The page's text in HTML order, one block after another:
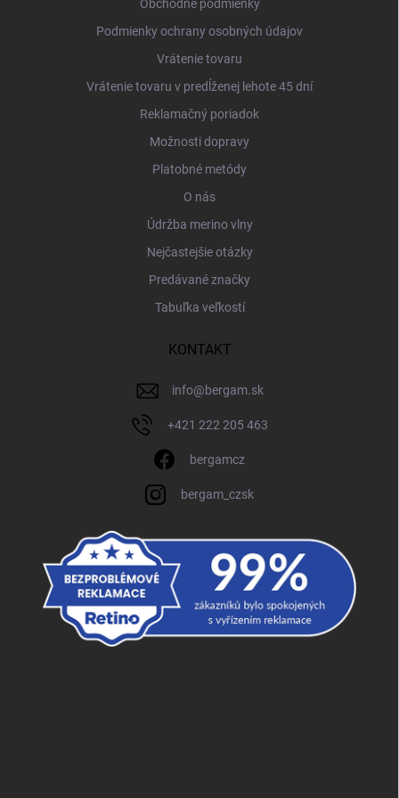
Obchodné podmienky
Podmienky ochrany osobných údajov
Vrátenie tovaru
Vrátenie tovaru v predĺženej lehote 45 dní
Reklamačný poriadok
Možnosti dopravy
Platobné metódy
O nás
Údržba merino vlny
Nejčastejšie otázky
Predávané značky
Tabuľka veľkostí
KONTAKT
info@bergam.sk
+421 222 205 463
bergamcz
bergam_czsk